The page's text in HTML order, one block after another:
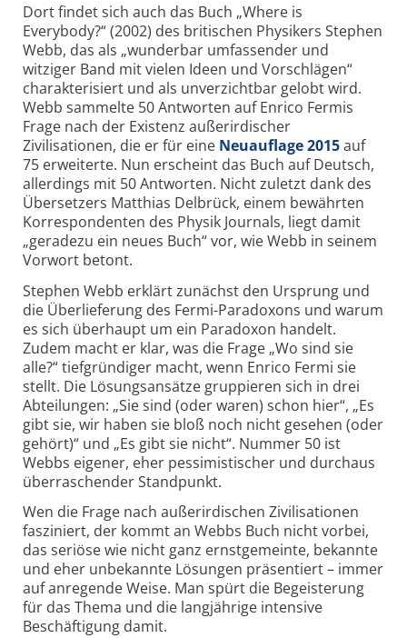
Dort findet sich auch das Buch „Where is
Everybody?“ (2002) des britischen Physikers Stephen
Webb, das als „wunderbar umfassender und
witziger Band mit vielen Ideen und Vorschlägen“
charakterisiert und als unverzichtbar gelobt wird.
Webb sammelte 50 Antworten auf Enrico Fermis
Frage nach der Existenz außerirdischer
Zivilisationen, die er für eine Neuauflage 2015auf
75 erweiterte. Nun erscheint das Buch auf Deutsch,
allerdings mit 50 Antworten. Nicht zuletzt dank des
Übersetzers Matt­hias Delbrück, einem bewährten
Korrespondenten des Physik Journals, liegt damit
„geradezu ein neues Buch“ vor, wie Webb in seinem
Vorwort betont.
Stephen Webb erklärt zunächst den Ursprung und
die Überlieferung des Fermi-Paradoxons und warum
es sich überhaupt um ein Paradoxon handelt.
Zudem macht er klar, was die Frage „Wo sind sie
alle?“ tiefgründiger macht, wenn Enrico Fermi sie
stellt. Die Lösungsansätze gruppieren sich in drei
Abteilungen: „Sie sind (oder waren) schon hier“, „Es
gibt sie, wir haben sie bloß noch nicht gesehen (oder
gehört)“ und „Es gibt sie nicht“. Nummer 50 ist
Webbs eigener, eher pessimistischer und durchaus
über­raschender Standpunkt.
Wen die Frage nach außerirdischen Zivilisationen
fasziniert, der kommt an Webbs Buch nicht vorbei,
das seriöse wie nicht ganz ernstgemeinte, bekannte
und eher unbekannte Lösungen präsentiert – immer
auf anregende Weise. Man spürt die Begeisterung
für das Thema und die langjährige intensive
Beschäftigung damit.